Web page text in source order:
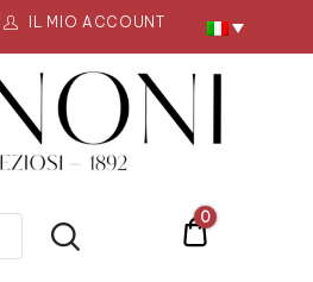
IL MIO ACCOUNT
€0
0